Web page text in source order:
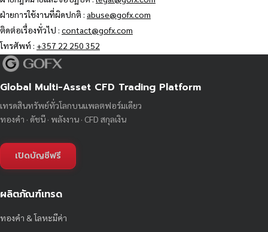
ฝ่ายการใช้งานที่ผิดปกติ : abuse@gofx.com
ติดต่อเรื่องทั่วไป : contact@gofx.com
โทรศัพท์ : +357 22 250 352
Global Multi-Asset CFD Trading Platform
เทรดสินทรัพย์ทั่วโลกบนแพลตฟอร์มเดียว
ทองคำ · ดัชนี · พลังงาน · CFD สกุลเงิน
เปิดบัญชีฟรี
ผลิตภัณฑ์เทรด
ทองคำ & โลหะมีค่า